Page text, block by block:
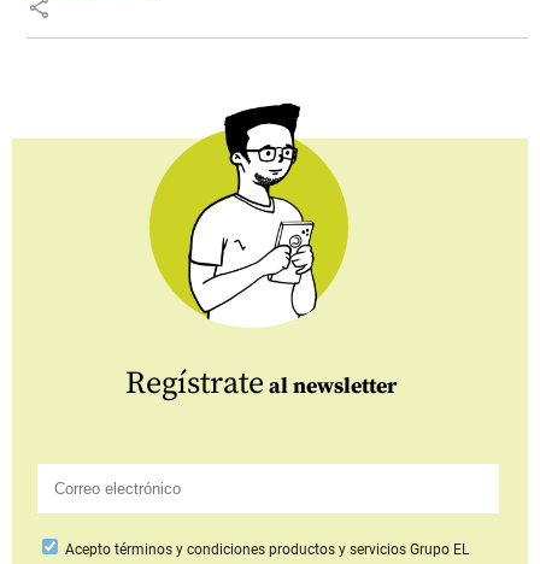
share
Regístrate al newsletter
Aceptotérminos y condiciones productos y serviciosGrupo EL